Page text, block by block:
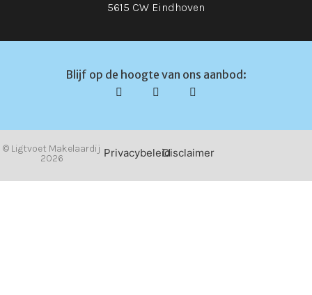
5615 CW Eindhoven
Blijf op de hoogte van ons aanbod:
© Ligtvoet Makelaardij
2026
PrivacybeleidDisclaimer